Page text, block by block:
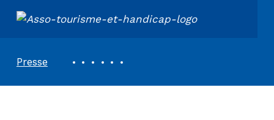
ASSOCIATION TOURISME ET HANDICAPS
Presse